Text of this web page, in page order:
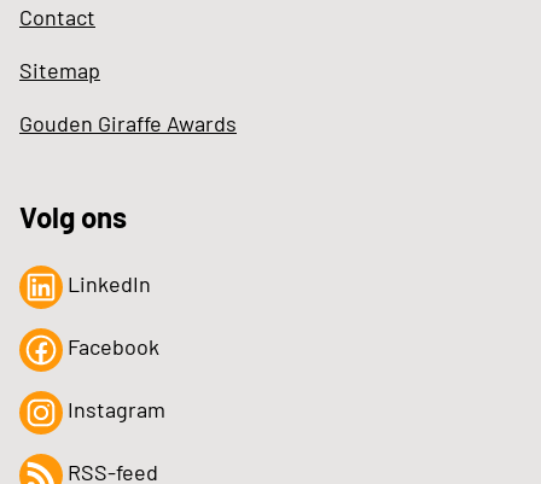
Contact
Sitemap
Gouden Giraffe Awards
Volg ons
LinkedIn
Facebook
Instagram
RSS-feed